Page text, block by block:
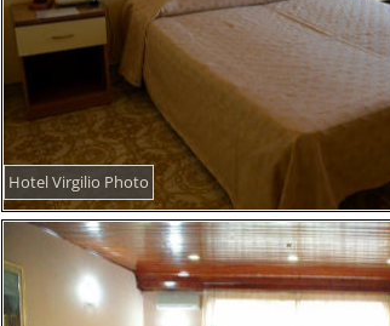
Hotel Virgilio Photo